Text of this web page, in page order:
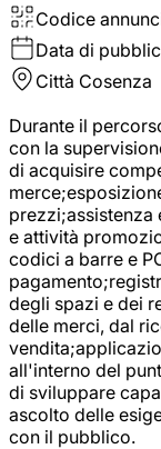
Codice
Data di
Città Cosenza
Durante il
con la
di acquisire
prezzi;assistenza
e attività
codici a barre e
degli spazi e dei
delle merci, dal
all'interno del
di sviluppare
ascolto delle
con il pubblico.